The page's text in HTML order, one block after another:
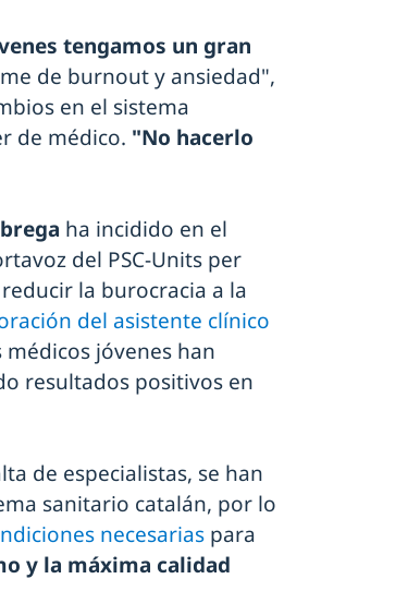
tengamos un gran
de burnout y ansiedad",
en el sistema
de médico. "No hacerlo
ha incidido en el
del PSC-Units per
la burocracia a la
del asistente clínico
jóvenes han
resultados positivos en
de especialistas, se han
sanitario catalán, por lo
necesarias para
y la máxima calidad